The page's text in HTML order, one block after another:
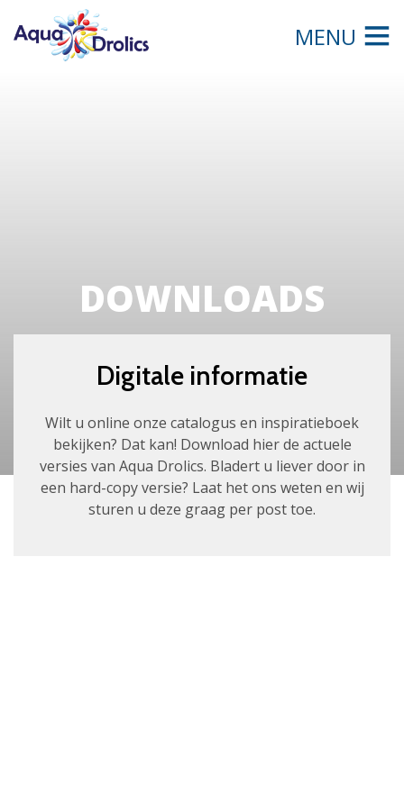
MENU
DOWNLOADS
Digitale informatie
Wilt u online onze catalogus en inspiratieboek
bekijken? Dat kan! Download hier de actuele
versies van Aqua Drolics. Bladert u liever door in
een hard-copy versie? Laat het ons weten en wij
sturen u deze graag per post toe.